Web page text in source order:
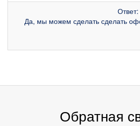
Да, мы можем сделать сделать
Обратная